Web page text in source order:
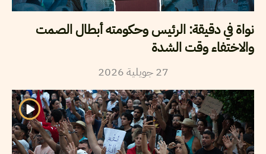
نواة في دقيقة: الرئيس وحكومته أبطال الصمت
والاختفاء وقت الشدة
27 جويلية2026